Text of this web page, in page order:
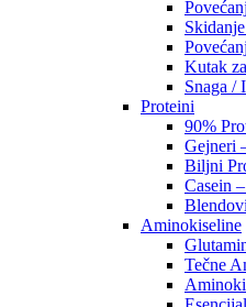
Kutak
Snaga /
Proteini
90%
Gejneri
Biljni
Casein
Aminokiseline
Tečne